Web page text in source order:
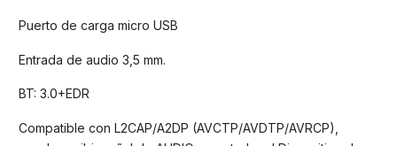
Puerto de carga micro USB
Entrada de audio 3,5 mm.
BT: 3.0+EDR
Compatible con L2CAP/A2DP (AVCTP/AVDTP/AVRCP),